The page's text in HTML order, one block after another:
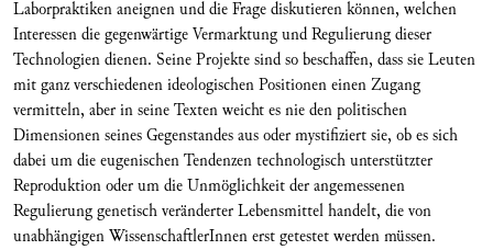
Laborpraktiken aneignen und die Frage diskutieren können, welchen
Interessen die gegenwärtige Vermarktung und Regulierung dieser
Technologien dienen. Seine Projekte sind so beschaffen, dass sie Leuten
mit ganz verschiedenen ideologischen Positionen einen Zugang
vermitteln, aber in seine Texten weicht es nie den politischen
Dimensionen seines Gegenstandes aus oder mystifiziert sie, ob es sich
dabei um die eugenischen Tendenzen technologisch unterstützter
Reproduktion oder um die Unmöglichkeit der angemessenen
Regulierung genetisch veränderter Lebensmittel handelt, die von
unabhängigen WissenschaftlerInnen erst getestet werden müssen.